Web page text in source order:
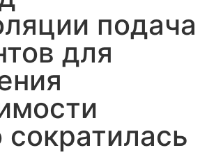
подача
для
сократилась